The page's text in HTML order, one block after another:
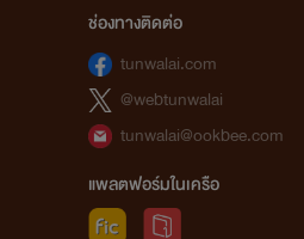
ช่องทางติดต่อ
tunwalai.com
@webtunwalai
tunwalai@ookbee.com
แพลตฟอร์มในเครือ